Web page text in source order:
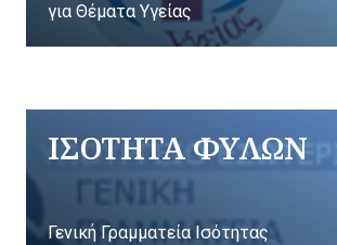
για Θέματα Υγείας
ΙΣΟΤΗΤΑ ΦΥΛΩΝ
Γενική Γραμματεία Ισότητας